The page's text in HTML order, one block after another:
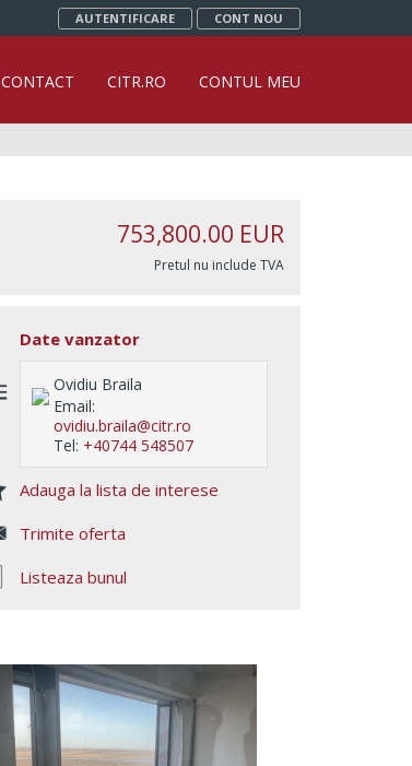
AUTENTIFICARE CONT NOU
CONTACT CITR.RO CONTUL MEU
753,800.00 EUR
Pretul nu include TVA
Date vanzator
Ovidiu Braila
Email:
ovidiu.braila@citr.ro
Tel: +40744 548507
Adauga la lista de interese
Trimite oferta
Listeaza bunul